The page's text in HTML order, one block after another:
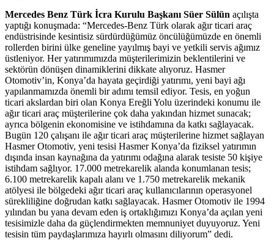
Mercedes Benz Türk İcra Kurulu Başkanı Süer Sülün açılışta
yaptığı konuşmada: “Mercedes-Benz Türk olarak ağır ticari araç
endüstrisinde kesintisiz sürdürdüğümüz öncülüğümüzde en önemli
rollerden birini ülke geneline yayılmış bayi ve yetkili servis ağımız
üstleniyor. Her yatırımımızda müşterilerimizin beklentilerini ve
sektörün dönüşen dinamiklerini dikkate alıyoruz. Hasmer
Otomotiv’in, Konya’da hayata geçirdiği yatırımı, yeni bayi ağı
yapılanmamızda önemli bir adımı temsil ediyor. Tesis, en yoğun
ticari akslardan biri olan Konya Ereğli Yolu üzerindeki konumu ile
ağır ticari araç müşterilerine çok daha yakından hizmet sunacak;
ayrıca bölgenin ekonomisine ve istihdamına da katkı sağlayacak.
Bugün 120 çalışanı ile ağır ticari araç müşterilerine hizmet sağlayan
Hasmer Otomotiv, yeni tesisi Hasmer Konya’da fiziksel yatırımın
dışında insan kaynağına da yatırımı odağına alarak tesiste 50 kişiye
istihdam sağlıyor. 17.000 metrekarelik alanda konumlanan tesis;
6.100 metrekarelik kapalı alanı ve 1.750 metrekarelik mekanik
atölyesi ile bölgedeki ağır ticari araç kullanıcılarının operasyonel
sürekliliğine doğrudan katkı sağlayacak. Hasmer Otomotiv ile 1994
yılından bu yana devam eden iş ortaklığımızı Konya’da açılan yeni
tesisimizle daha da güçlendirmekten memnuniyet duyuyoruz. Yeni
tesisin tüm paydaşlarımıza hayırlı olmasını diliyorum” dedi.